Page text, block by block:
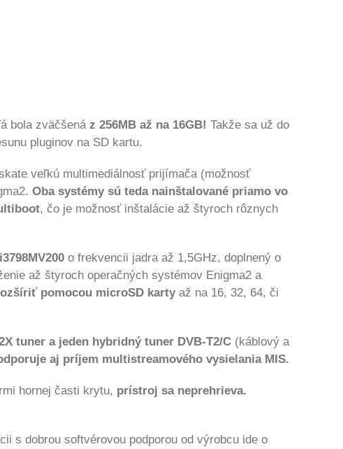
bola zväčšená z 256MB až na 16GB! Takže sa už do
pluginov na SD kartu.
veľkú multimediálnosť prijímača (možnosť
Oba systémy sú teda nainštalované priamo vo
, čo je možnosť inštalácie až štyroch rôznych
o frekvencii jadra až 1,5GHz, doplnený o
až štyroch operačných systémov Enigma2 a
pomocou microSD kartyaž na 16, 32, 64, či
tuner a jeden hybridný tuner DVB-T2/C (káblový a
aj príjem multistreamového vysielania MIS.
hornej časti krytu, prístroj sa neprehrieva.
s dobrou softvérovou podporou od výrobcu ide o